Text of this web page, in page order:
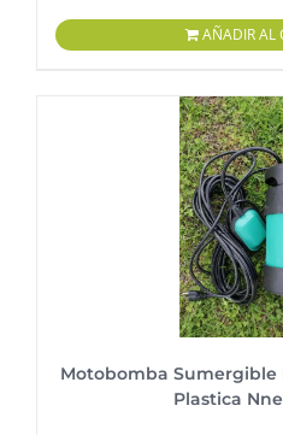
AÑADIR AL
Motobomba Sumergible
Plastica Nne